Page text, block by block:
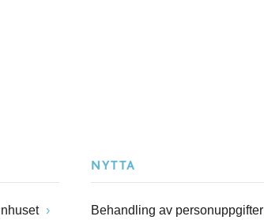
NYTTA
Behandling av personuppgifter